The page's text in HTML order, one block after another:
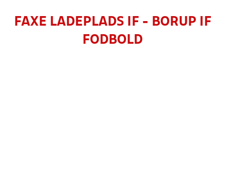
FAXE LADEPLADS IF - BORUP IF
FODBOLD